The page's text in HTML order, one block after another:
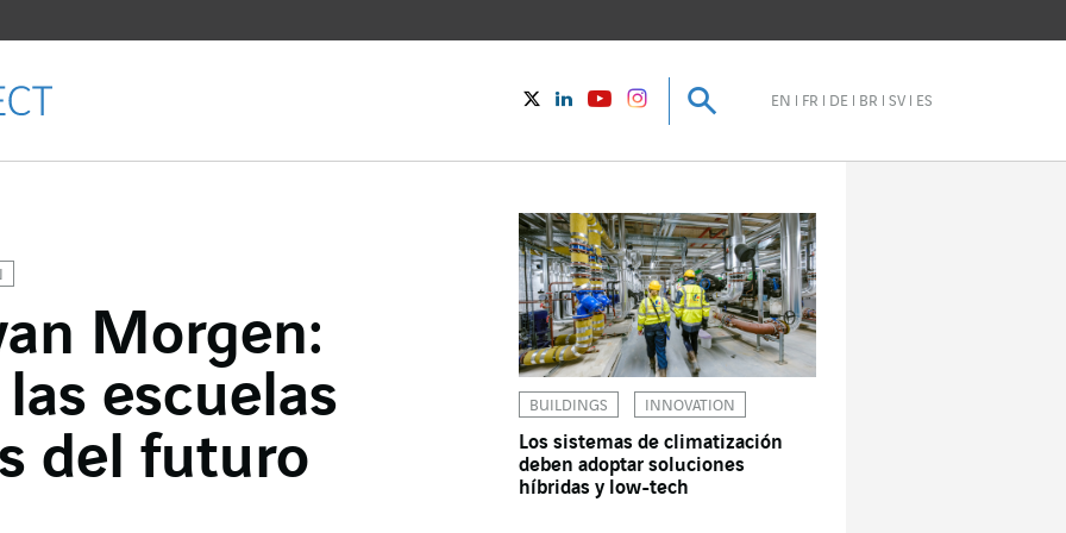
TwitterLinkedInYoutubeinstagram Buscar
EN FR DE BR SV ES
Buscar
Morgen:
escuelas
del futuro
BUILDINGS INNOVATION
Los sistemas de climatización
deben adoptar soluciones
híbridas y low-tech